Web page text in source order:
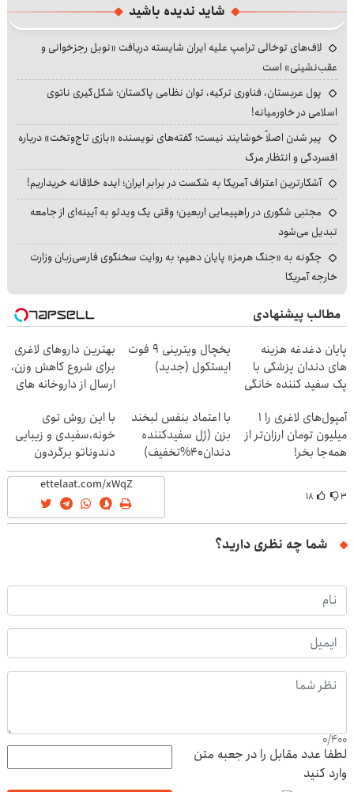
شاید ندیده باشید
لاف‌های توخالی ترامپ علیه ایران شایسته دریافت «نوبل رجزخوانی و
عقب‌نشینی» است
پول عربستان، فناوری ترکیه، توان نظامی پاکستان؛ شکل‌گیری ناتوی
اسلامی در خاورمیانه!
پیر شدن اصلاً خوشایند نیست؛ گفته‌های نویسنده «بازی تاج‌وتخت» درباره
افسردگی و انتظار مرگ
آشکارترین اعتراف آمریکا به شکست در برابر ایران؛ ایده خلاقانه خریداریم!
مجتبی شکوری در راهپیمایی اربعین؛ وقتی یک ویدئو به آیینه‌ای از جامعه
تبدیل می‌شود
چگونه به «جنگ هرمز» پایان دهیم؛ به روایت سخنگوی فارسی‌زبان وزارت
خارجه آمریکا
مطالب پیشنهادی
پایان دغدغه هزینه
های دندان پزشکی با
پک سفید کننده خانگی
یخچال ویترینی 9 فوت
ایستکول (جدید)
بهترین داروهای لاغری
برای شروع کاهش وزن،
ارسال از داروخانه های
آمپول‌های لاغری را ۱
میلیون تومان ارزان‌تر از
همه‌جا بخر!
با اعتماد بنفس لبخند
بزن (ژل سفیدکننده
دندان40%تخفیف)
با این روش توی
خونه،سفیدی و زیبایی
دندوناتو برگردون
(40%off)
۳ ۱۸
شما چه نظری دارید؟
0/400
لطفا عدد مقابل را در جعبه متن
وارد کنید